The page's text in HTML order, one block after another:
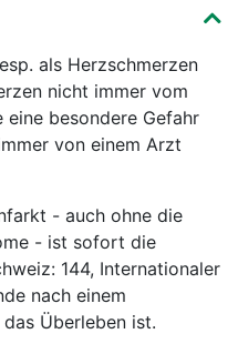
als Herzschmerzen
nicht immer vom
eine besondere Gefahr
von einem Arzt
- auch ohne die
- ist sofort die
144, Internationaler
nach einem
Überleben ist.